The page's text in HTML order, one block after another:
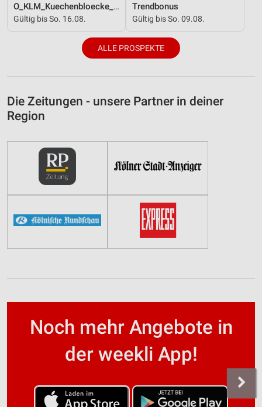
O_KLM_Kuechenbloecke_01_26_ES
Gültig bis So. 16.08.
Trendbonus
Gültig bis So. 09.08.
ALLE PROSPEKTE
Die Zeitungen - unsere Partner in deiner
Region
Noch mehr Angebote in
der weekli App!